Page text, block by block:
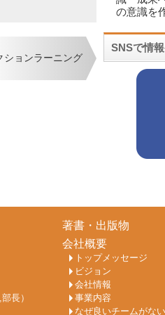
ションラーニング
の意識を
SNSで情
長）
著書・出版物
会社概要
トップメッセージ
ビジョン
会社情報
事業内容
なぜ良いチームがな